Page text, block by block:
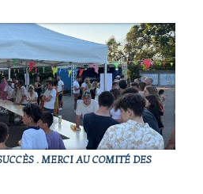
. MERCI AU COMITÉ DES